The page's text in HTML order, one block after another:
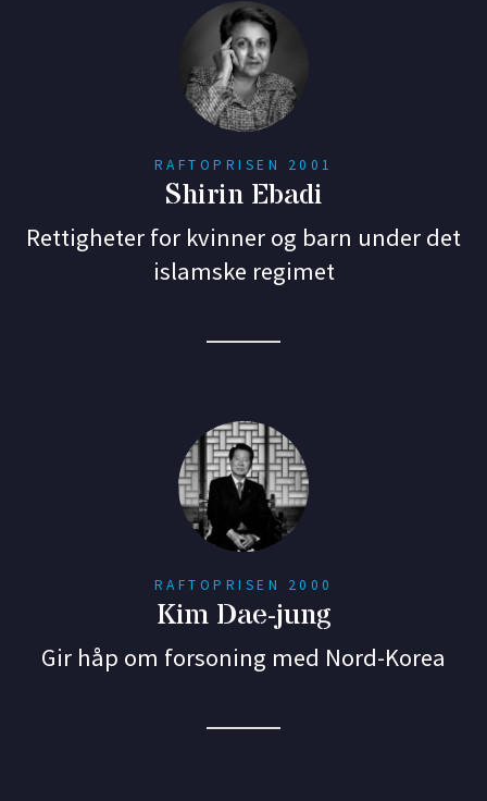
RAFTOPRISEN 2001
Shirin Ebadi
Rettigheter for kvinner og barn under det
islamske regimet
RAFTOPRISEN 2000
Kim Dae-jung
Gir håp om forsoning med Nord-Korea